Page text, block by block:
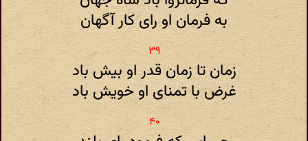
به فرمان او رای کار آگهان
زمان تا زمان قدر او بیش باد
غرض با تمنای او خویش باد